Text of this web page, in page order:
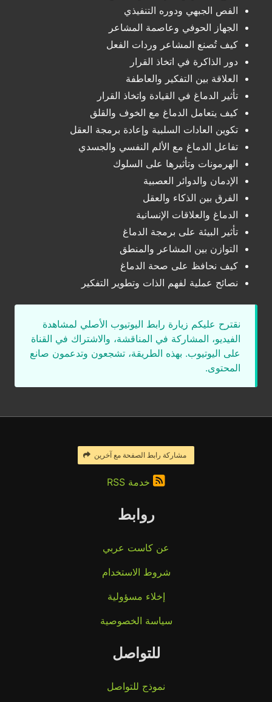
الفص الجبهي ودوره التنفيذي
الجهاز الحوفي وعاصمة المشاعر
كيف تُصنع المشاعر وردات الفعل
دور الذاكرة في اتخاذ القرار
العلاقة بين التفكير والعاطفة
تأثير الدماغ في القيادة واتخاذ القرار
كيف يتعامل الدماغ مع الخوف والقلق
تكوين العادات السلبية وإعادة برمجة العقل
تفاعل الدماغ مع الألم النفسي والجسدي
الهرمونات وتأثيرها على السلوك
الإدمان والدوائر العصبية
الفرق بين الذكاء والعقل
الدماغ والعلاقات الإنسانية
تأثير البيئة على برمجة الدماغ
التوازن بين المشاعر والمنطق
كيف نحافظ على صحة الدماغ
نصائح عملية لفهم الذات وتطوير التفكير
نقترح عليكم زيارة رابط اليوتيوب الأصلي لمشاهدة
الفيديو، المشاركة في المناقشة، والاشتراك في القناة
على اليوتيوب. بهذه الطريقة، تشجعون وتدعمون صانع
المحتوى.
مشاركة رابط الصفحة مع آخرين
خدمة RSS
روابط
عن كاست عربي
شروط الاستخدام
إخلاء مسؤولية
سياسة الخصوصية
للتواصل
نموذج للتواصل